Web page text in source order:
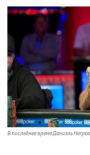
В последнее время Даниэль